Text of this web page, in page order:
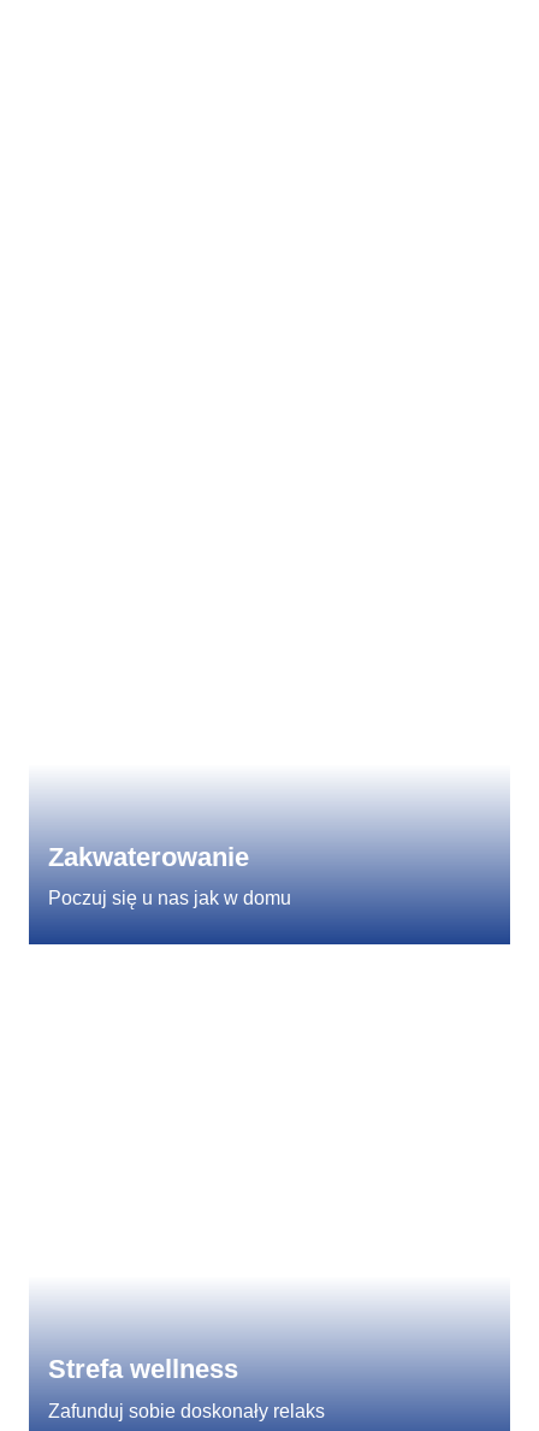
Zakwaterowanie
Poczuj się u nas jak w domu
Strefa wellness
Zafunduj sobie doskonały relaks